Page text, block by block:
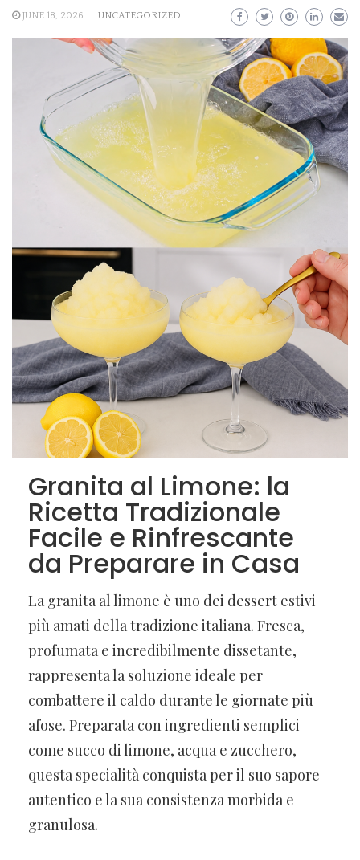
JUNE 18, 2026 UNCATEGORIZED
Granita al Limone: la
Ricetta Tradizionale
Facile e Rinfrescante
da Preparare in Casa
La granita al limone è uno dei dessert estivi
più amati della tradizione italiana. Fresca,
profumata e incredibilmente dissetante,
rappresenta la soluzione ideale per
combattere il caldo durante le giornate più
afose. Preparata con ingredienti semplici
come succo di limone, acqua e zucchero,
questa specialità conquista per il suo sapore
autentico e la sua consistenza morbida e
granulosa.